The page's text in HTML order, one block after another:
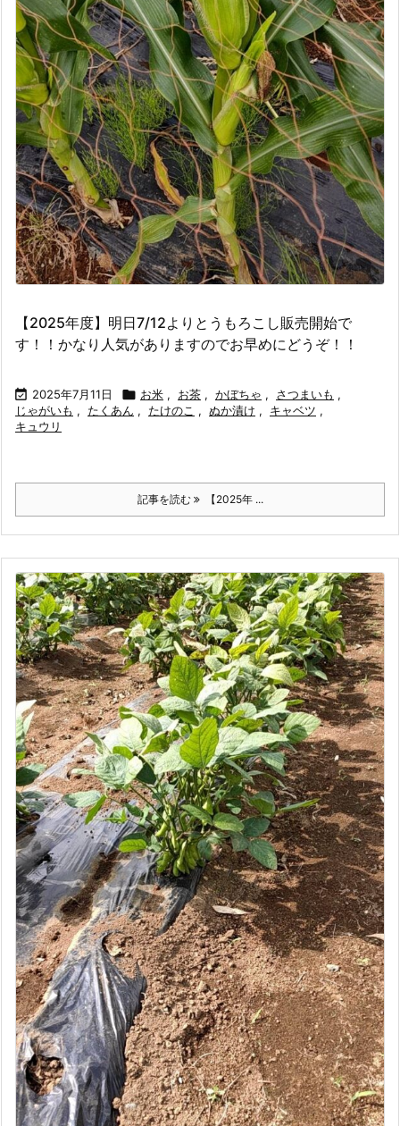
【2025年度】明日7/12よりとうもろこし販売開始で
す！！かなり人気がありますのでお早めにどうぞ！！
 2025年7月11日  お米 , お茶 , かぼちゃ , さつまいも ,
じゃがいも , たくあん , たけのこ , ぬか漬け , キャベツ ,
キュウリ
記事を読む 【2025年 ...